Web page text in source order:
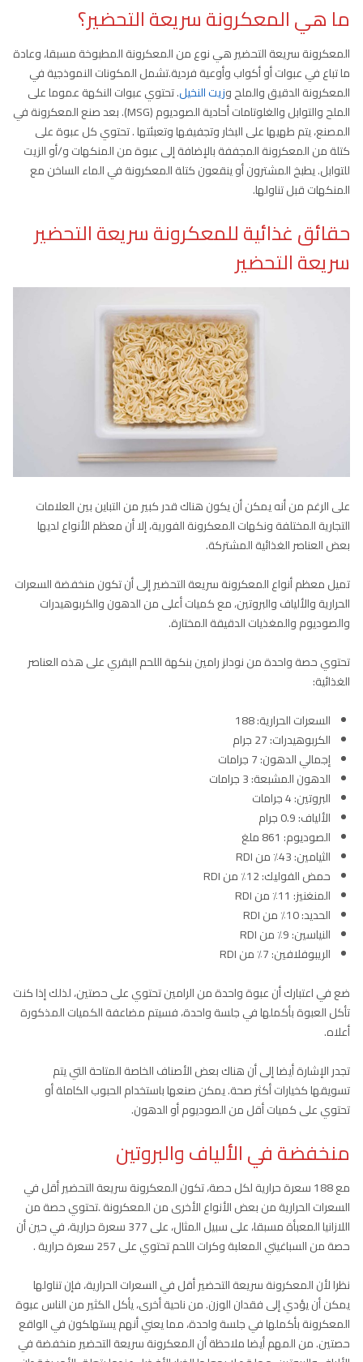
ما هي المعكرونة سريعة التحضير؟
المعكرونة سريعة التحضير هي نوع من المعكرونة المطبوخة مسبقا، وعادة
ما تباع في عبوات أو أكواب وأوعية فردية.تشمل المكونات النموذجية في
المعكرونة الدقيق والملح وزيت النخيل. تحتوي عبوات النكهة عموما على
الملح والتوابل والغلوتامات أحادية الصوديوم (MSG). بعد صنع المعكرونة في
المصنع، يتم طهيها على البخار وتجفيفها وتعبئتها . تحتوي كل عبوة على
كتلة من المعكرونة المجففة بالإضافة إلى عبوة من المنكهات و/أو الزيت
للتوابل. يطبخ المشترون أو ينقعون كتلة المعكرونة في الماء الساخن مع
المنكهات قبل تناولها.
حقائق غذائية للمعكرونة سريعة التحضير
سريعة التحضير
على الرغم من أنه يمكن أن يكون هناك قدر كبير من التباين بين العلامات
التجارية المختلفة ونكهات المعكرونة الفورية، إلا أن معظم الأنواع لديها
بعض العناصر الغذائية المشتركة.
تميل معظم أنواع المعكرونة سريعة التحضير إلى أن تكون منخفضة السعرات
الحرارية والألياف والبروتين، مع كميات أعلى من الدهون والكربوهيدرات
والصوديوم والمغذيات الدقيقة المختارة.
تحتوي حصة واحدة من نودلز رامين بنكهة اللحم البقري على هذه العناصر
الغذائية:
السعرات الحرارية: 188
الكربوهيدرات: 27 جرام
إجمالي الدهون: 7 جرامات
الدهون المشبعة: 3 جرامات
البروتين: 4 جرامات
الألياف: 0.9 جرام
الصوديوم: 861 ملغ
الثيامين: 43٪ من RDI
حمض الفوليك: 12٪ من RDI
المنغنيز: 11٪ من RDI
الحديد: 10٪ من RDI
النياسين: 9٪ من RDI
الريبوفلافين: 7٪ من RDI
ضع في اعتبارك أن عبوة واحدة من الرامين تحتوي على حصتين، لذلك إذا كنت
تأكل العبوة بأكملها في جلسة واحدة، فسيتم مضاعفة الكميات المذكورة
أعلاه.
تجدر الإشارة أيضا إلى أن هناك بعض الأصناف الخاصة المتاحة التي يتم
تسويقها كخيارات أكثر صحة. يمكن صنعها باستخدام الحبوب الكاملة أو
تحتوي على كميات أقل من الصوديوم أو الدهون.
منخفضة في الألياف والبروتين
مع 188 سعرة حرارية لكل حصة، تكون المعكرونة سريعة التحضير أقل في
السعرات الحرارية من بعض الأنواع الأخرى من المعكرونة .تحتوي حصة من
اللازانيا المعبأة مسبقا، على سبيل المثال، على 377 سعرة حرارية، في حين أن
حصة من السباغيتي المعلبة وكرات اللحم تحتوي على 257 سعرة حرارية .
نظرا لأن المعكرونة سريعة التحضير أقل في السعرات الحرارية، فإن تناولها
يمكن أن يؤدي إلى فقدان الوزن. من ناحية أخرى، يأكل الكثير من الناس عبوة
المعكرونة بأكملها في جلسة واحدة، مما يعني أنهم يستهلكون في الواقع
حصتين. من المهم أيضا ملاحظة أن المعكرونة سريعة التحضير منخفضة في